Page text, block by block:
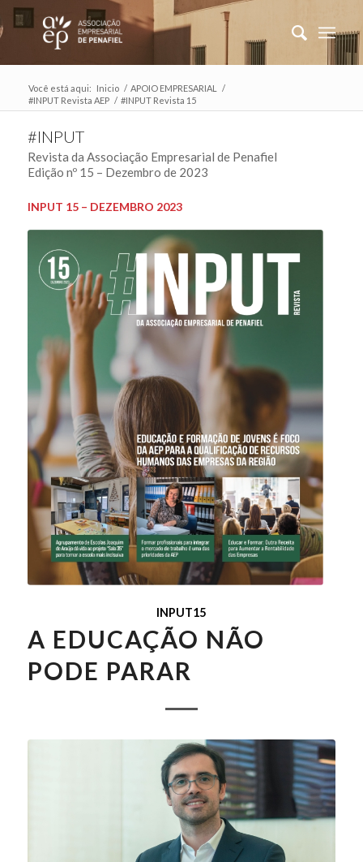
Você está aqui: Inicio / APOIO EMPRESARIAL
/
#INPUT Revista AEP / #INPUT Revista 15
#INPUT
Revista da Associação Empresarial de Penafiel
Edição nº 15 – Dezembro de 2023
INPUT 15 – DEZEMBRO 2023
INPUT15
A EDUCAÇÃO NÃO
PODE PARAR